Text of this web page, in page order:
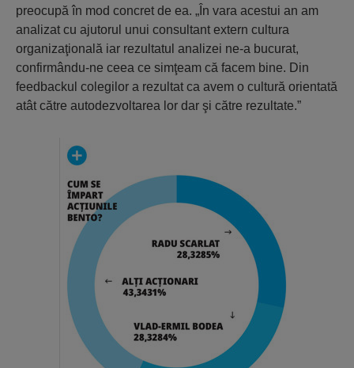
preocupă în mod concret de ea. „În vara acestui an am
analizat cu ajutorul unui consultant extern cultura
organizaţională iar rezultatul analizei ne-a bucurat,
confirmându-ne ceea ce simţeam că facem bine. Din
feedbackul colegilor a rezultat ca avem o cultură orientată
atât către autodezvoltarea lor dar şi către rezultate.”